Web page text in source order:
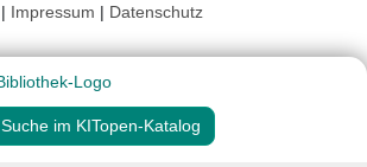
| Impressum | Datenschutz
Suche im KITopen-Katalog